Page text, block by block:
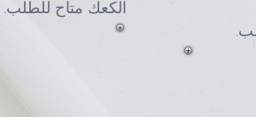
الكعك متاح للطلب.